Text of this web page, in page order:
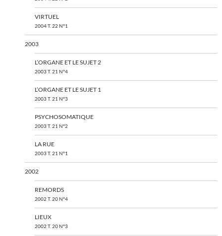
VIRTUEL
2004 T. 22 N°1
2003
L’ORGANE ET LE SUJET 2
2003 T. 21 N°4
L’ORGANE ET LE SUJET 1
2003 T. 21 N°3
PSYCHOSOMATIQUE
2003 T. 21 N°2
LA RUE
2003 T. 21 N°1
2002
REMORDS
2002 T. 20 N°4
LIEUX
2002 T. 20 N°3